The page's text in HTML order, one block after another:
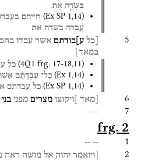
בַּשָּׂדֶ֑ה אֵ֚ת
(Ex SP 1,14) חייהם
עבדה בשדה את
5 [כל ע]בודתם אשר עבדו
במאד]
(4Q1 frg. 17-18,11) כל
(Ex 1,14) כָּל־ עֲבֹ֣דָתָ֔ם
(Ex SP 1,14) כל עבדתם
6 [מאד ]ויקוצו מצרים מפני בני
7
--
--
frg. 2
1
--
--
2 [ויואמר יהוה אל מושה ראה